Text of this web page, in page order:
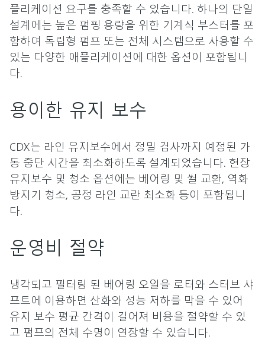
플리케이션 요구를 충족할 수 있습니다. 하나의 단일
설계에는 높은 펌핑 용량을 위한 기계식 부스터를 포
함하여 독립형 펌프 또는 전체 시스템으로 사용할 수
있는 다양한 애플리케이션에 대한 옵션이 포함됩니
다.
용이한 유지 보수
CDX는 라인 유지보수에서 정밀 검사까지 예정된 가
동 중단 시간을 최소화하도록 설계되었습니다. 현장
유지보수 및 청소 옵션에는 베어링 및 씰 교환, 역화
방지기 청소, 공정 라인 교란 최소화 등이 포함됩니
다.
운영비 절약
냉각되고 필터링 된 베어링 오일을 로터와 스터브 샤
프트에 이용하면 산화와 성능 저하를 막을 수 있어
유지 보수 평균 간격이 길어져 비용을 절약할 수 있
고 펌프의 전체 수명이 연장할 수 있습니다.